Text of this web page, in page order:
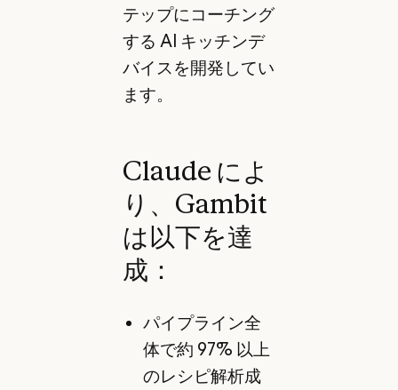
テップにコーチング
する AI キッチンデ
バイスを開発してい
ます。
Claude によ
り、Gambit
は以下を達
成：
パイプライン全
体で約 97% 以上
のレシピ解析成